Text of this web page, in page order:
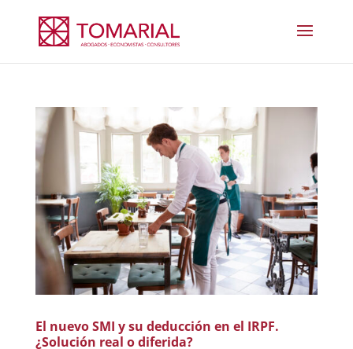
El nuevo SMI y su deducción en el IRPF.
¿Solución real o diferida?